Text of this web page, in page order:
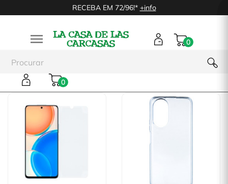
RECEBA EM 72/96!* +info
 0
0Huawei Honor X7